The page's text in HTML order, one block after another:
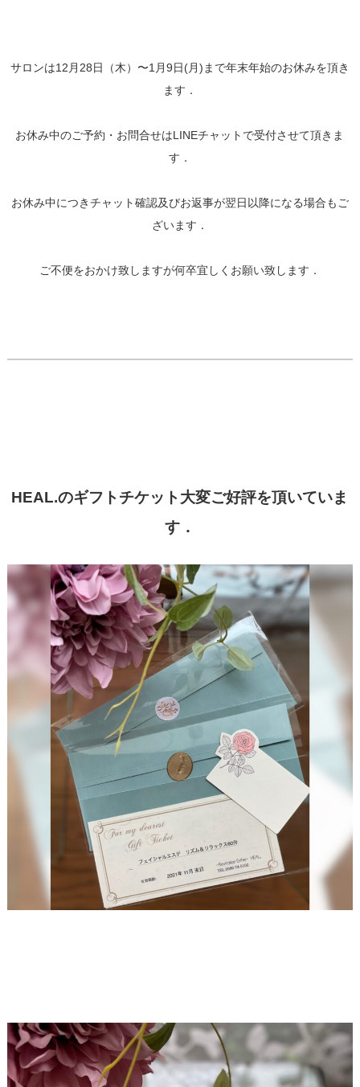
サロンは12月28日（木）〜1月9日(月)まで年末年始のお休みを頂き
ます．
お休み中のご予約・お問合せはLINEチャットで受付させて頂きま
す．
お休み中につきチャット確認及びお返事が翌日以降になる場合もご
ざいます．
ご不便をおかけ致しますが何卒宜しくお願い致します．
HEAL.のギフトチケット大変ご好評を頂いていま
す．